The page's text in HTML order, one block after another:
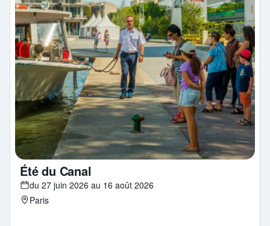
Été du Canal
du 27 juin 2026 au 16 août 2026
Paris